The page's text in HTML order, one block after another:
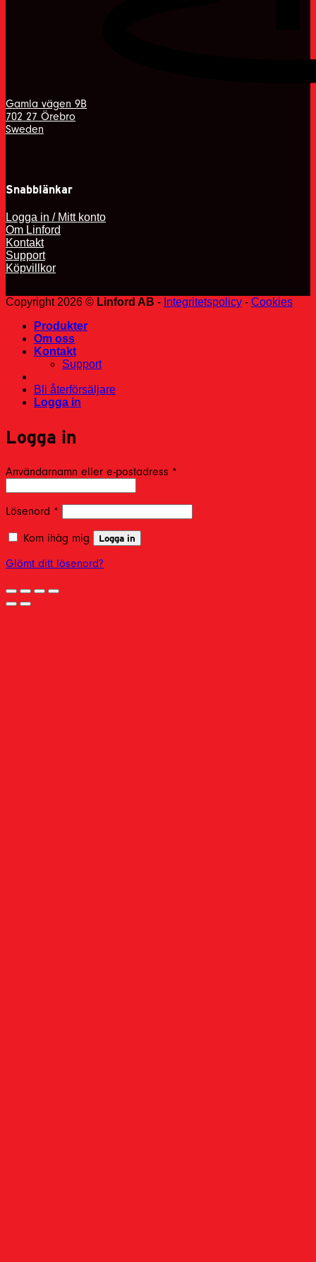
Gamla vägen 9B
702 27 Örebro
Sweden
Snabblänkar
Logga in / Mitt konto
Om Linford
Kontakt
Support
Köpvillkor
Copyright 2026 © Linford AB - Integritetspolicy - Cookies
Produkter
Om oss
Kontakt
Support
Bli återförsäljare
Logga in
Logga in
Användarnamn eller e-postadress *
Lösenord *
Kom ihåg mig Logga in
Glömt ditt lösenord?